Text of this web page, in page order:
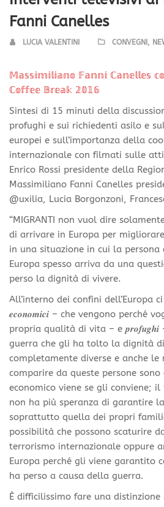
Fanni Canelles
LUCIA VALENTINI CONVEGNI ,
𝕄𝕒𝕤𝕤𝕚𝕞𝕚𝕝𝕚𝕒𝕟𝕠 𝔽𝕒𝕟𝕟𝕚 ℂ𝕒𝕟𝕖𝕝𝕝𝕖𝕤
ℂ𝕠𝕗𝕗𝕖𝕖 𝔹𝕣𝕖𝕒𝕜 𝟚𝟘𝟙𝟞
Sintesi di 15 minuti della
profughi e sui richiedenti asilo e
europei e sull’importanza della
internazionale con filmati sulle
Enrico Rossi presidente della
Massimiliano Fanni Canelles
@uxilia, Lucia Borgonzoni,
“MIGRANTI non vuol dire
di arrivare in Europa per
in una situazione in cui la persona
Europa spesso arriva da una
perso la dignità di vivere.
All’interno dei confini dell’Europa ci
𝒆𝒄𝒐𝒏𝒐𝒎𝒊𝒄𝒊 – che vengono perché
propria qualità di vita – e
guerra che gli ha tolto la dignità
completamente diverse e anche le
comparire da queste persone
economico viene se gli conviene;
non ha più speranza di garantire
soprattutto quella dei propri
possibilità che possono scaturire
terrorismo internazionale oppure
Europa perché gli viene garantito
ha perso a causa della guerra.
È difficilissimo fare una